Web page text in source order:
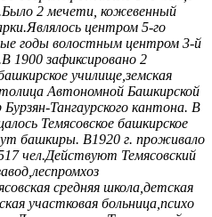
2 мечети, кожевенный
центром 5-го
годы волостным центром 3-й
1900 зафиксировано 2
училище,земская
Автономной Башкирской
Тангаурского кантона. В
Темясовское башкирское
башкиры. В1920 г. проживало
чел.Действуют Темясовский
средняя школа,детская
участковая больница,психо